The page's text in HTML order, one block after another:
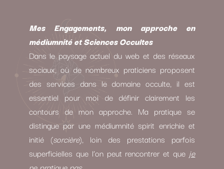
Mes Engagements, mon approche en
médiumnité et Sciences Occultes
Dans le paysage actuel du web et des réseaux
sociaux, où de nombreux praticiens proposent
des services dans le domaine occulte, il est
essentiel pour moi de définir clairement les
contours de mon approche. Ma pratique se
distingue par une médiumnité spirit enrichie et
initié (sorcière), loin des prestations parfois
superficielles que l’on peut rencontrer et que je